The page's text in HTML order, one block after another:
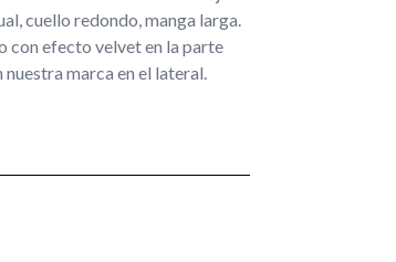
cuello redondo, manga larga.
con efecto velvet en la parte
marca en el lateral.